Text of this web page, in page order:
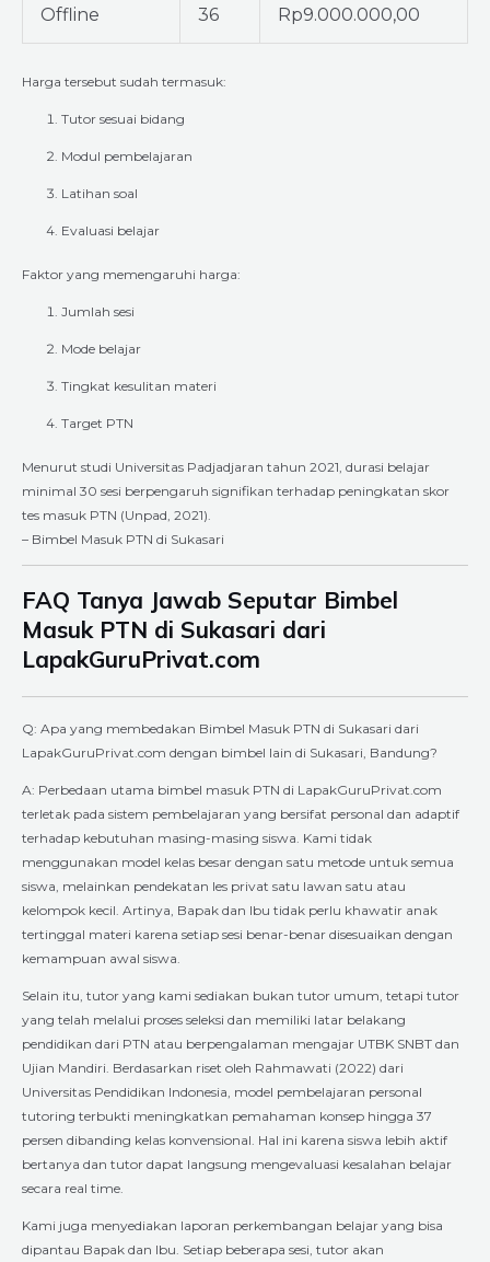
Offline 36 Rp9.000.000,00
Harga tersebut sudah termasuk:
Tutor sesuai bidang
Modul pembelajaran
Latihan soal
Evaluasi belajar
Faktor yang memengaruhi harga:
Jumlah sesi
Mode belajar
Tingkat kesulitan materi
Target PTN
Menurut studi Universitas Padjadjaran tahun 2021, durasi belajar
minimal 30 sesi berpengaruh signifikan terhadap peningkatan skor
tes masuk PTN (Unpad, 2021).
– Bimbel Masuk PTN di Sukasari
FAQ Tanya Jawab Seputar Bimbel
Masuk PTN di Sukasari dari
LapakGuruPrivat.com
Q: Apa yang membedakan Bimbel Masuk PTN di Sukasari dari
LapakGuruPrivat.com dengan bimbel lain di Sukasari, Bandung?
A: Perbedaan utama bimbel masuk PTN di LapakGuruPrivat.com
terletak pada sistem pembelajaran yang bersifat personal dan adaptif
terhadap kebutuhan masing-masing siswa. Kami tidak
menggunakan model kelas besar dengan satu metode untuk semua
siswa, melainkan pendekatan les privat satu lawan satu atau
kelompok kecil. Artinya, Bapak dan Ibu tidak perlu khawatir anak
tertinggal materi karena setiap sesi benar-benar disesuaikan dengan
kemampuan awal siswa.
Selain itu, tutor yang kami sediakan bukan tutor umum, tetapi tutor
yang telah melalui proses seleksi dan memiliki latar belakang
pendidikan dari PTN atau berpengalaman mengajar UTBK SNBT dan
Ujian Mandiri. Berdasarkan riset oleh Rahmawati (2022) dari
Universitas Pendidikan Indonesia, model pembelajaran personal
tutoring terbukti meningkatkan pemahaman konsep hingga 37
persen dibanding kelas konvensional. Hal ini karena siswa lebih aktif
bertanya dan tutor dapat langsung mengevaluasi kesalahan belajar
secara real time.
Kami juga menyediakan laporan perkembangan belajar yang bisa
dipantau Bapak dan Ibu. Setiap beberapa sesi, tutor akan